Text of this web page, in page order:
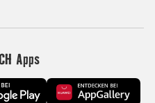
Apps